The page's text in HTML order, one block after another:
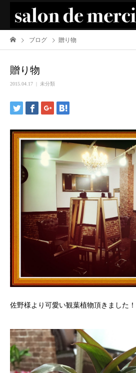
ブログ 贈り物
贈り物
2015.04.17 未分類
佐野様より可愛い観葉植物頂きました！